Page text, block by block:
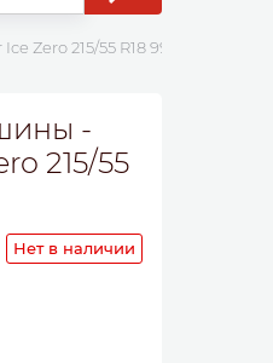
Zero 215/55 R18 99T (шип)
-
215/55
Нет в наличии